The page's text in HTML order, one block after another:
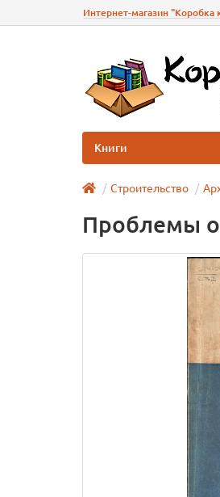
Интернет-магазин "Коробка
Книги
Строительство
Проблемы